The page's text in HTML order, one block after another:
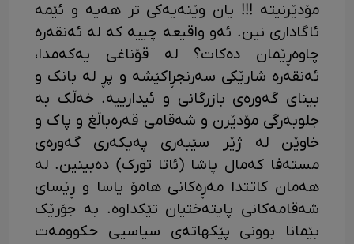
مۆدێرنیتە !!! یان وێنەیەکی تر هەیە و ئێمە
ئاگاداری نین. ئەو واقیعە چییە کە لە ئەنقەرە
چاوەڕێمان دەکات؟ لە قۆناغی یەکەمدا،
ئەنقەرە شارێکی سەرنجڕاکێشە و پڕ لە بانک و
بینای گەورەی بازرگانی و ئیدارییه. خەڵک بە
جلوبەرگی مۆدێرن و شەقامی قەرەباڵغ و پاک و
خاوێن لە ژێر سێبەری پەیکەری گەورەی
مستەفا کەمال پاشا (ئاتا تورک) دەبینین. لە
هەمان کاتتدا مەڕەکانی هامۆ یاسا و ڕێسای
شەقامەکانی پایتەختیان تێکداوە. بە جۆرێک
بێمانا بوونی پێکهاتەی سیاسیی حکوومەت